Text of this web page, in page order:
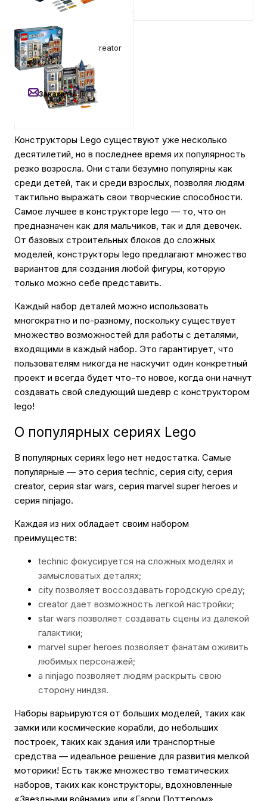
Сервисный центр Apple в Самаре
Подарочные сертификаты
Аудио
28 990₽
Конструктор LEGO Creator
Expert - Площадь
Ассамблеи (10255)
Заказать
Конструкторы Lego существуют уже несколько
десятилетий, но в последнее время их популярность
резко возросла. Они стали безумно популярны как
среди детей, так и среди взрослых, позволяя людям
тактильно выражать свои творческие способности.
Самое лучшее в конструкторе lego — то, что он
предназначен как для мальчиков, так и для девочек.
От базовых строительных блоков до сложных
моделей, конструкторы lego предлагают множество
вариантов для создания любой фигуры, которую
только можно себе представить.
Каждый набор деталей можно использовать
многократно и по-разному, поскольку существует
множество возможностей для работы с деталями,
входящими в каждый набор. Это гарантирует, что
пользователям никогда не наскучит один конкретный
проект и всегда будет что-то новое, когда они начнут
создавать свой следующий шедевр с конструктором
lego!
О популярных сериях Lego
В популярных сериях lego нет недостатка. Самые
популярные — это серия technic, серия city, серия
creator, серия star wars, серия marvel super heroes и
серия ninjago.
Каждая из них обладает своим набором
преимуществ:
technic фокусируется на сложных моделях и
замысловатых деталях;
city позволяет воссоздавать городскую среду;
creator дает возможность легкой настройки;
star wars позволяет создавать сцены из далекой
галактики;
marvel super heroes позволяет фанатам оживить
любимых персонажей;
а ninjago позволяет людям раскрыть свою
сторону ниндзя.
Наборы варьируются от больших моделей, таких как
замки или космические корабли, до небольших
построек, таких как здания или транспортные
средства — идеальное решение для развития мелкой
моторики! Есть также множество тематических
наборов, таких как конструкторы, вдохновленные